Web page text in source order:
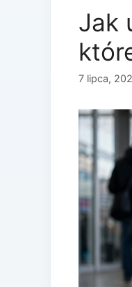
Jak
7 lipca,